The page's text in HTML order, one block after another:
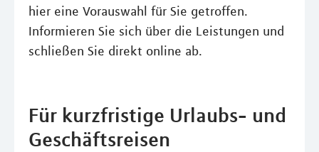
hier eine Vorauswahl für Sie getroffen.
Informieren Sie sich über die Leistungen und
schließen Sie direkt online ab.
Für kurzfristige Urlaubs- und
Geschäftsreisen